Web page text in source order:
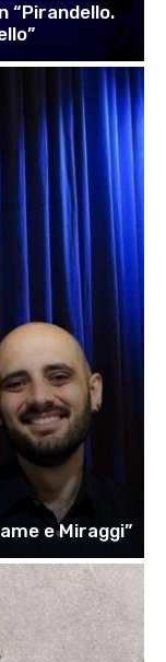
“Pirandello.
e Miraggi”